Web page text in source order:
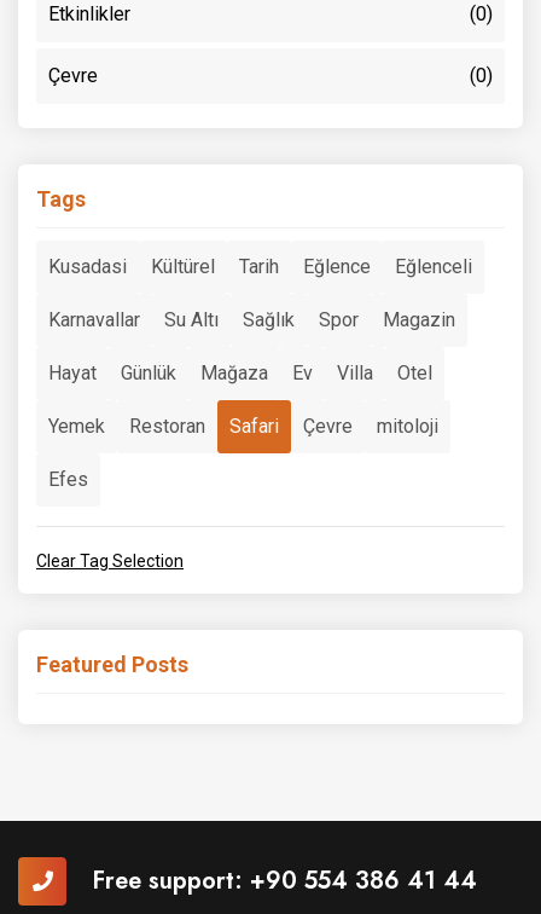
Etkinlikler (0)
Çevre (0)
Tags
Kusadasi Kültürel Tarih Eğlence Eğlenceli
Karnavallar Su Altı Sağlık Spor Magazin
Hayat Günlük Mağaza Ev Villa Otel
Yemek Restoran Safari Çevre mitoloji
Efes
Clear Tag Selection
Featured Posts
Free support: +90 554 386 41 44